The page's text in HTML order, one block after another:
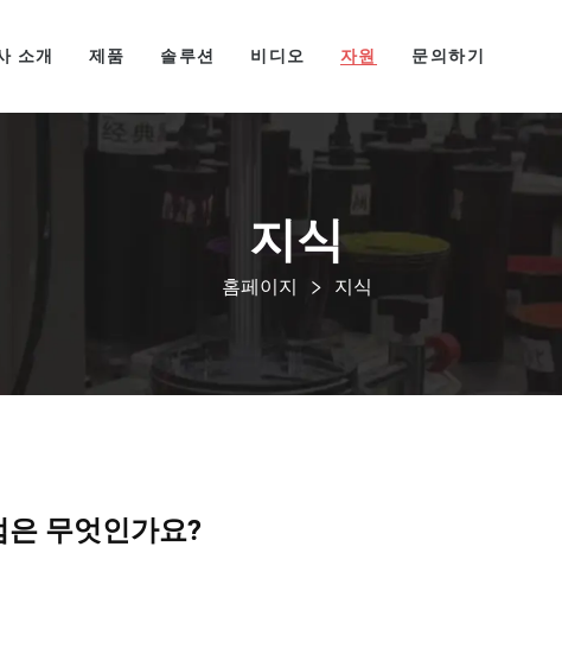
소개 제품 솔루션 비디오 자원 문의하기
지식
홈페이지 지식
무엇인가요?